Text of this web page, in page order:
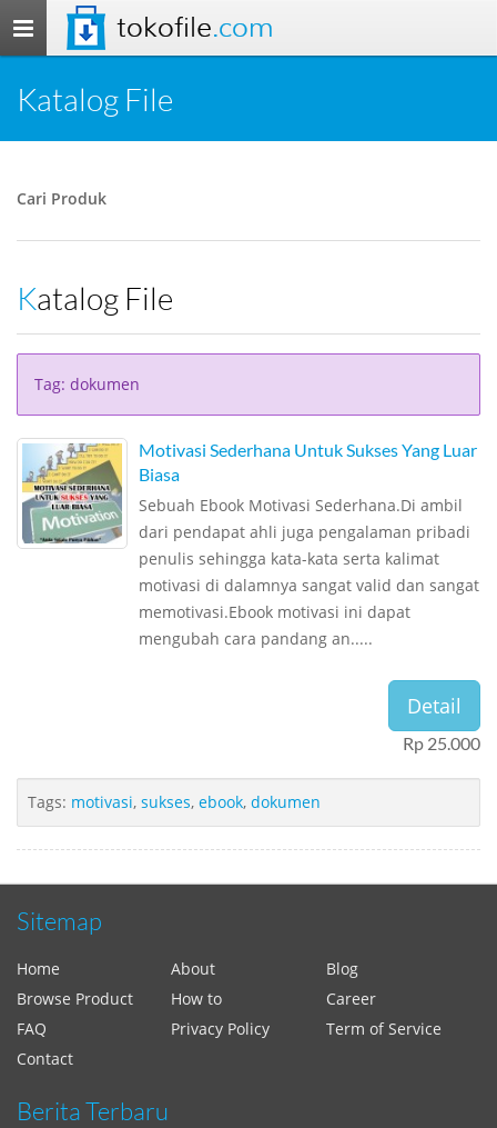
Toggle
navigation
tokofile.com
Katalog File
Cari Produk
Katalog File
Tag: dokumen
Motivasi Sederhana Untuk Sukses Yang Luar
Biasa
Sebuah Ebook Motivasi Sederhana.Di ambil
dari pendapat ahli juga pengalaman pribadi
penulis sehingga kata-kata serta kalimat
motivasi di dalamnya sangat valid dan sangat
memotivasi.Ebook motivasi ini dapat
mengubah cara pandang an.....
Detail
Rp 25.000
Tags: motivasi, sukses, ebook, dokumen
Sitemap
Home About
Blog
Browse Product
How to
Career
FAQ
Privacy Policy
Term of Service
Contact
Berita Terbaru